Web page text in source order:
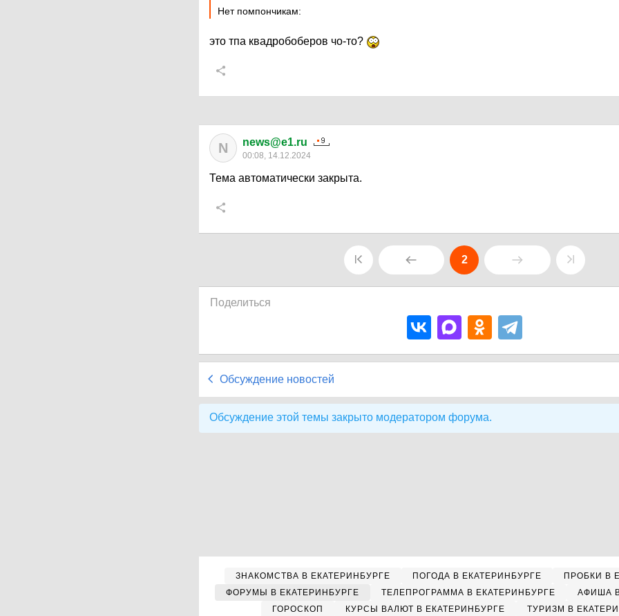
Нет помпончикам:
это тпа квадробоберов чо-то?
N news@e1.ru
00:08, 14.12.2024
Тема автоматически закрыта.
2
Поделиться
Обсуждение новостей
Обсуждение этой темы закрыто модератором форума.
ЗНАКОМСТВА В ЕКАТЕРИНБУРГЕ ПОГОДА В ЕКАТЕРИНБУРГЕ
ПРОБКИ В
ФОРУМЫ В ЕКАТЕРИНБУРГЕ
ТЕЛЕПРОГРАММА В ЕКАТЕРИНБУРГЕ
АФИША
ГОРОСКОП
КУРСЫ ВАЛЮТ В ЕКАТЕРИНБУРГЕ ТУРИЗМ В